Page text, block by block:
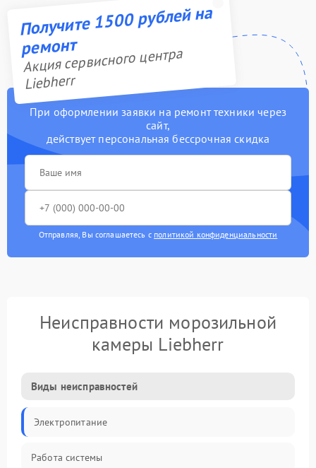
Получите 1500 рублей на
ремонт
Акция сервисного центра
Liebherr
При оформлении заявки на ремонт техники через
сайт,
действует персональная бессрочная скидка
Отправляя, Вы соглашаетесь с политикой конфиденциальности
Неисправности морозильной
камеры Liebherr
Виды неисправностей
Электропитание
Работа системы